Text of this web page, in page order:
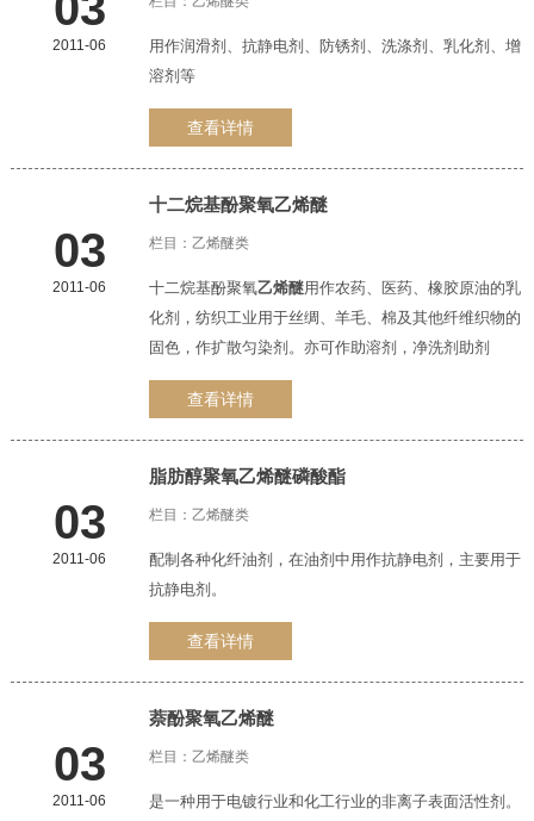
2011-06
用作润滑剂、抗静电剂、防锈剂、洗涤剂、乳化剂、增
溶剂等
查看详情
03
2011-06
十二烷基酚聚氧乙烯醚
栏目： 乙烯醚类
十二烷基酚聚氧乙烯醚用作农药、医药、橡胶原油的乳
化剂，纺织工业用于丝绸、羊毛、棉及其他纤维织物的
固色，作扩散匀染剂。亦可作助溶剂，净洗剂助剂
查看详情
03
2011-06
脂肪醇聚氧乙烯醚磷酸酯
栏目： 乙烯醚类
配制各种化纤油剂，在油剂中用作抗静电剂，主要用于
抗静电剂。
查看详情
03
2011-06
萘酚聚氧乙烯醚
栏目： 乙烯醚类
是一种用于电镀行业和化工行业的非离子表面活性剂。